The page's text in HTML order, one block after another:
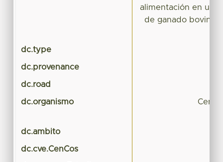
alimentación en
de ganado bovino
dc.type
dc.provenance
dc.road
dc.organismo
dc.ambito
dc.cve.CenCos